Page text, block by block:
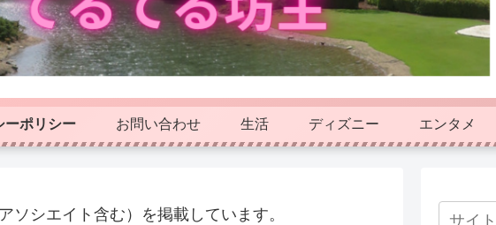
ーポリシー お問い合わせ 生活 ディズニー エンタメ
シエイト含む）を掲載しています。